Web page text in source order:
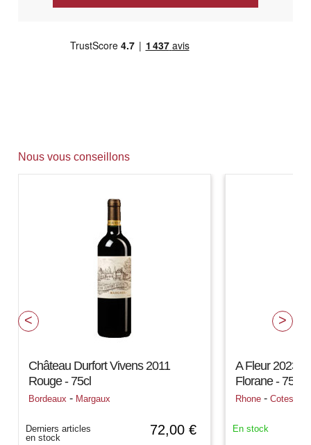
Nous vous conseillons
Château Durfort Vivens 2011
Rouge - 75cl
Bordeaux - Margaux
72,00 €
Derniers articles
en stock
A Fleur 2023
Florane - 75cl
Rhone -Cotes Du
En stock